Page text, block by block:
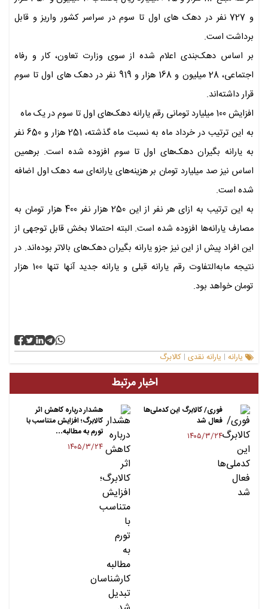
و 727 نفر در دهک های اول تا سوم در سراسر کشور واریز و قابل
برداشت است.
بر اساس دهک‌بندی اعلام شده از سوی وزارت تعاون، کار و رفاه
اجتماعی، 28 میلیون و 168 هزار و 919 نفر در دهک های اول تا سوم
قرار داشته‌اند.
افزایش 100 میلیارد تومانی رقم یارانه دهک‌های اول تا سوم در یک ماه
به این ترتیب در خرداد ماه به نسبت ماه گذشته، 251 هزار و 650 نفر
به یارانه بگیران دهک‌های اول تا سوم افزوده شده است. برهمین
اساس نیز صد میلیارد تومان بر هزینه‌های یارانه‌ای سه دهک اول اضافه
شده است.
به این ترتیب به ازای هر نفر از این 250 هزار نفر 400 هزار تومان به
مصارف یارانه‌ها افزوده شده است. البته احتمالا بخش قابل توجهی از
این افراد پیش از این نیز جزو یارانه بگیران دهک‌های بالاتر بوده‌اند. در
نتیجه مابه‌التفاوت رقم یارانه قبلی و یارانه جدید آنها تنها 100 هزار
تومان خواهد بود.
یارانه | یارانه نقدی | کالابرگ
اخبار مرتبط
فوری/ کالابرگ این کدملی‌ها
فعال شد
۱۴۰۵/۳/۲۴
هشدار درباره کاهش اثر
کالابرگ؛ افزایش متناسب با
تورم به مطالبه…
۱۴۰۵/۳/۲۴